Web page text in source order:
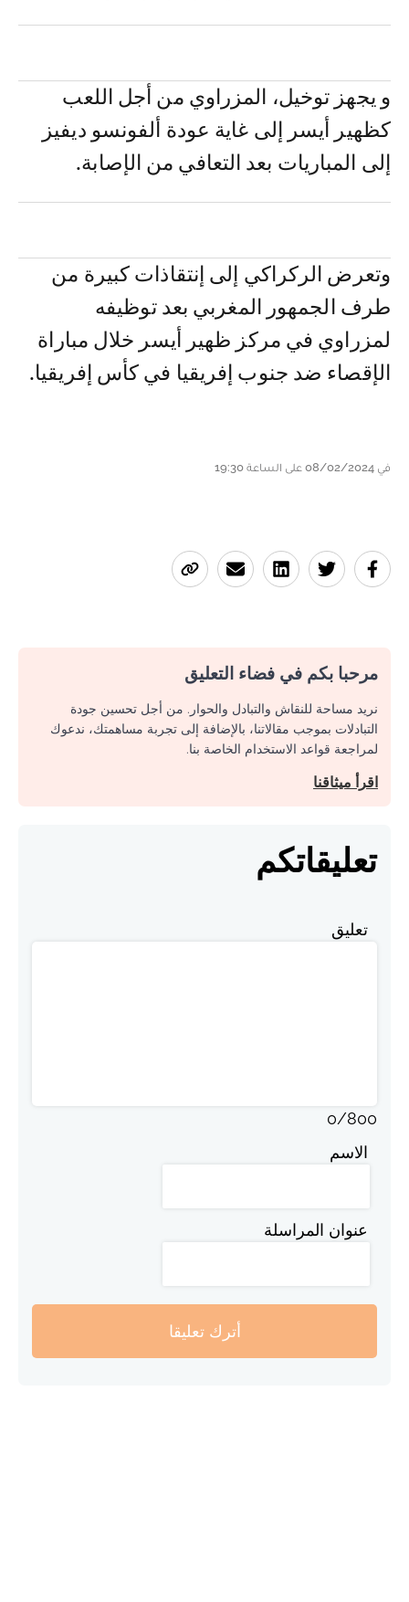
و يجهز توخيل، المزراوي من أجل اللعب
كظهير أيسر إلى غاية عودة ألفونسو ديفيز
إلى المباريات بعد التعافي من الإصابة.
وتعرض الركراكي إلى إنتقاذات كبيرة من
طرف الجمهور المغربي بعد توظيفه
لمزراوي في مركز ظهير أيسر خلال مباراة
الإقصاء ضد جنوب إفريقيا في كأس إفريقيا.
في 08/02/2024 على الساعة 19:30
مرحبا بكم في فضاء التعليق
نريد مساحة للنقاش والتبادل والحوار. من أجل تحسين جودة
التبادلات بموجب مقالاتنا، بالإضافة إلى تجربة مساهمتك، ندعوك
لمراجعة قواعد الاستخدام الخاصة بنا.
اقرأ ميثاقنا
تعليقاتكم
تعليق
0/800
الاسم
عنوان المراسلة
أترك تعليقا